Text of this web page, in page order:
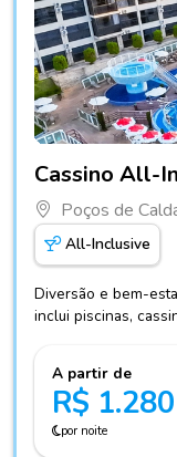
Cassino All-
Poços de
All-Inclusive
Diversão e bem-
inclui piscinas,
A partir de
R$ 1.280
por noite